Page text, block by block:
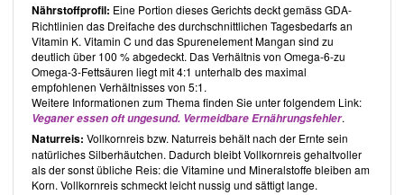
Nährstoffprofil: Eine Portion dieses Gerichts deckt gemäss GDA-
Richtlinien das Dreifache des durchschnittlichen Tagesbedarfs an
Vitamin K. Vitamin C und das Spurenelement Mangan sind zu
deutlich über 100 % abgedeckt. Das Verhältnis von Omega-6-zu
Omega-3-Fettsäuren liegt mit 4:1 unterhalb des maximal
empfohlenen Verhältnisses von 5:1.
Weitere Informationen zum Thema finden Sie unter folgendem Link:
Veganer essen oft ungesund. Vermeidbare Ernährungsfehler.
Naturreis: Vollkornreis bzw. Naturreis behält nach der Ernte sein
natürliches Silberhäutchen. Dadurch bleibt Vollkornreis gehaltvoller
als der sonst übliche Reis: die Vitamine und Mineralstoffe bleiben am
Korn. Vollkornreis schmeckt leicht nussig und sättigt lange.